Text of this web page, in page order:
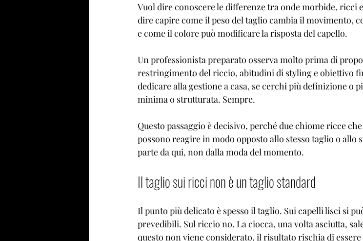
Vuol dire conoscere le differenze tra onde morbide, ricci
dire capire come il peso del taglio cambia il movimento,
e come il colore può modificare la risposta del capello.
Un professionista preparato osserva molto prima di
restringimento del riccio, abitudini di styling e obiettivo
dedicare alla gestione a casa, se cerchi più definizione o
minima o strutturata. Sempre.
Questo passaggio è decisivo, perché due chiome ricce
possono reagire in modo opposto allo stesso taglio o allo
parte da qui, non dalla moda del momento.
Il taglio sui ricci non è un taglio standard
Il punto più delicato è spesso il taglio. Sui capelli lisci si
prevedibili. Sul riccio no. La ciocca, una volta asciutta,
questo non viene considerato, il risultato rischia di